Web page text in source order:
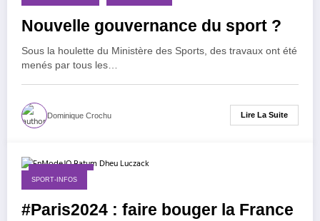
Nouvelle gouvernance du sport ?
Sous la houlette du Ministère des Sports, des travaux ont été
menés par tous les…
Dominique Crochu Lire La Suite
28 juillet 2018
SPORT-INFOS
#Paris2024 : faire bouger la France